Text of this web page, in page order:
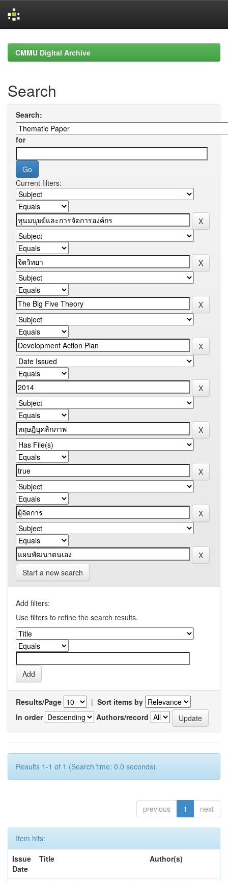
navigationCMMU Digital Archive
Search
Search:
for
Current filters:
Start a new search
Add filters:
Use filters to refine the search results.
Results/Page | Sort items by
In order
Authors/record
Results 1-1 of 1 (Search time: 0.0 seconds).
previous 1 next
Item hits:
Issue
Date
Title Author(s)